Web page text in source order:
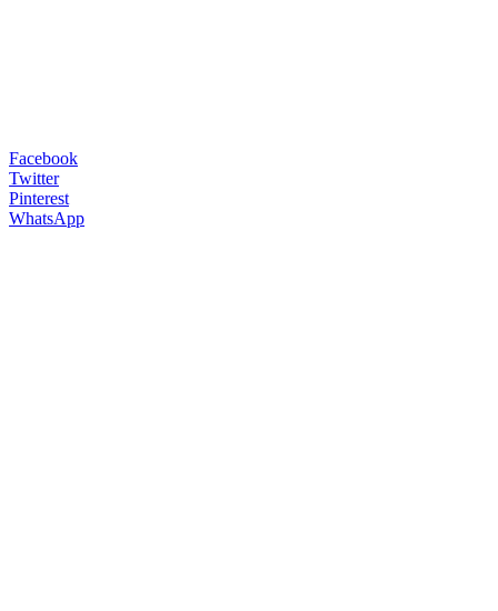
Facebook
Twitter
Pinterest
WhatsApp